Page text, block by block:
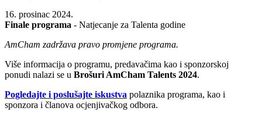
16. prosinac 2024.
Finale programa - Natjecanje za Talenta godine
AmCham zadržava pravo promjene programa.
Više informacija o programu, predavačima kao i sponzorskoj
ponudi nalazi se u Brošuri AmCham Talents 2024.
Pogledajte i poslušajte iskustva polaznika programa, kao i
sponzora i članova ocjenjivačkog odbora.